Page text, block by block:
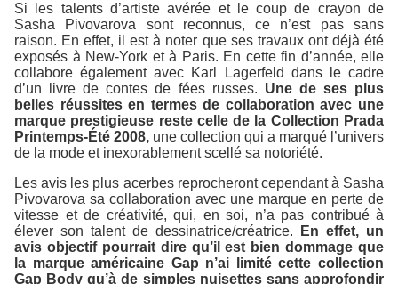
Si les talents d’artiste avérée et le coup de crayon de
Sasha Pivovarova sont reconnus, ce n’est pas sans
raison. En effet, il est à noter que ses travaux ont déjà été
exposés à New-York et à Paris. En cette fin d’année, elle
collabore également avec Karl Lagerfeld dans le cadre
d’un livre de contes de fées russes. Une de ses plus
belles réussites en termes de collaboration avec une
marque prestigieuse reste celle de la Collection Prada
Printemps-Été 2008, une collection qui a marqué l’univers
de la mode et inexorablement scellé sa notoriété.
Les avis les plus acerbes reprocheront cependant à Sasha
Pivovarova sa collaboration avec une marque en perte de
vitesse et de créativité, qui, en soi, n’a pas contribué à
élever son talent de dessinatrice/créatrice.
En effet, un
avis objectif pourrait dire qu’il est bien dommage que
la marque américaine Gap n’ai limité cette collection
Gap Body qu’à de simples nuisettes sans approfondir